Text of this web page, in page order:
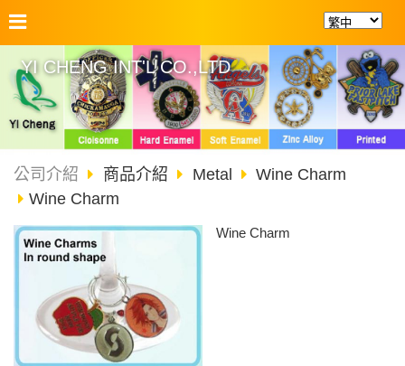
YI CHENG INT'L CO.,LTD
公司介紹 商品介紹 Metal
Wine Charm
Wine Charm
Wine Charm